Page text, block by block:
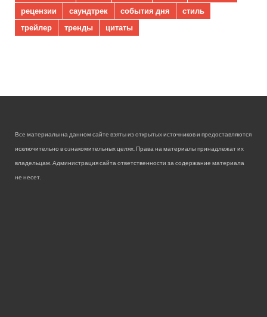
рецензии
саундтрек события дня
стиль
трейлер
тренды цитаты
Все материалы на данном сайте взяты из открытых источников и предоставляются
исключительно в ознакомительных целях. Права на материалы принадлежат их
владельцам. Администрация сайта ответственности за содержание материала
не несет.